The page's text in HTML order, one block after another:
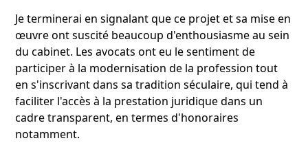
Je terminerai en signalant que ce projet et sa mise en
œuvre ont suscité beaucoup d'enthousiasme au sein
du cabinet. Les avocats ont eu le sentiment de
participer à la modernisation de la profession tout
en s'inscrivant dans sa tradition séculaire, qui tend à
faciliter l'accès à la prestation juridique dans un
cadre transparent, en termes d'honoraires
notamment.